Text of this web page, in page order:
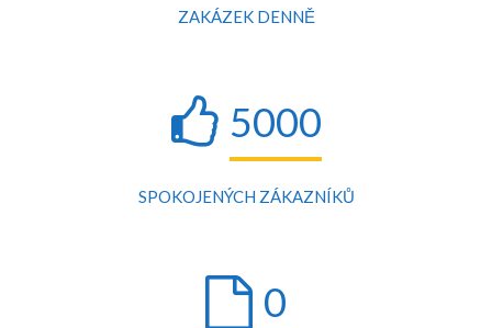
ZAKÁZEK DENNĚ
5000
SPOKOJENÝCH ZÁKAZNÍKŮ
0